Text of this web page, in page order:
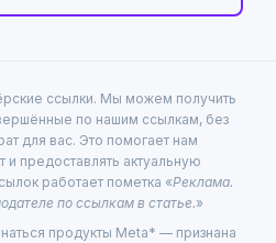
ссылки. Мы можем получить
по нашим ссылкам, без
для вас. Это помогает нам
и предоставлять актуальную
работает пометка «Реклама.
по ссылкам в статье.»
продукты Meta* — признана